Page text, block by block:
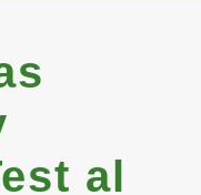
al